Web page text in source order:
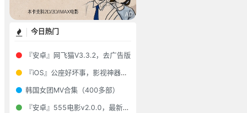
今日热门
『安卓』网飞猫V3.3.2，去广告版
『iOS』公座好坏事，影视神器伪装上架苹果商店
韩国女团MV合集（400多部）
『安卓』555电影v2.0.0，最新Netflix新剧免费看